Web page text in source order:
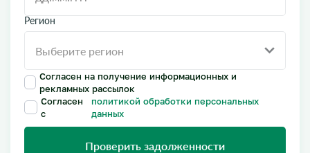
Регион
Согласен на получение информационных и
рекламных рассылок
Согласен
с
политикой обработки персональных
данных
Проверить задолженности